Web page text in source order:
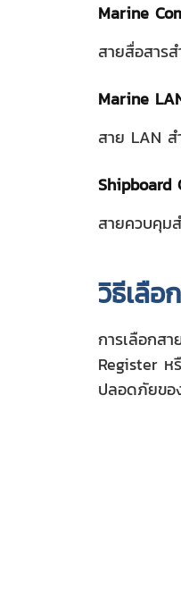
Marine
สายสื่อสาร
Marine
สาย LAN
Shipboard
สายควบคุม
วิธีเลือ
การเลือกส
Register ห
ปลอดภัยขอ